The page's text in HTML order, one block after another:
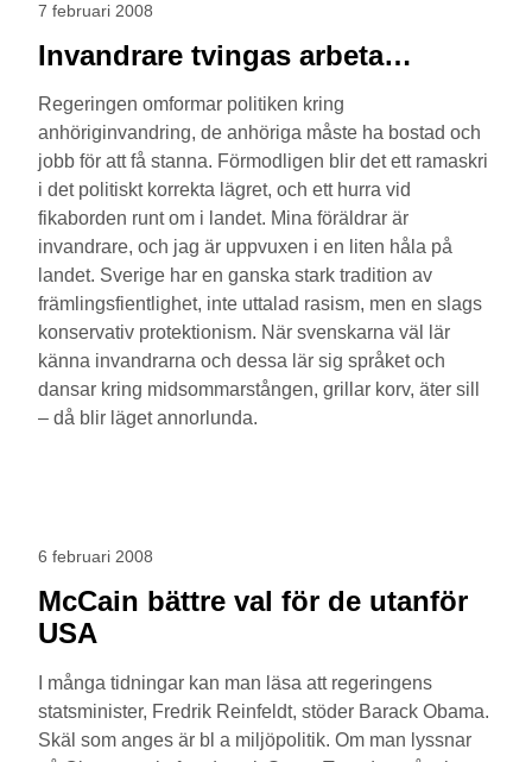
7 februari 2008
Invandrare tvingas arbeta…
Regeringen omformar politiken kring
anhöriginvandring, de anhöriga måste ha bostad och
jobb för att få stanna. Förmodligen blir det ett ramaskri
i det politiskt korrekta lägret, och ett hurra vid
fikaborden runt om i landet. Mina föräldrar är
invandrare, och jag är uppvuxen i en liten håla på
landet. Sverige har en ganska stark tradition av
främlingsfientlighet, inte uttalad rasism, men en slags
konservativ protektionism. När svenskarna väl lär
känna invandrarna och dessa lär sig språket och
dansar kring midsommarstången, grillar korv, äter sill
– då blir läget annorlunda.
6 februari 2008
McCain bättre val för de utanför
USA
I många tidningar kan man läsa att regeringens
statsminister, Fredrik Reinfeldt, stöder Barack Obama.
Skäl som anges är bl a miljöpolitik. Om man lyssnar